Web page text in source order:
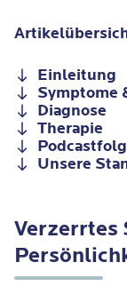
Einleitung
Symptome
Diagnose
Therapie
Unsere
Verzerrtes